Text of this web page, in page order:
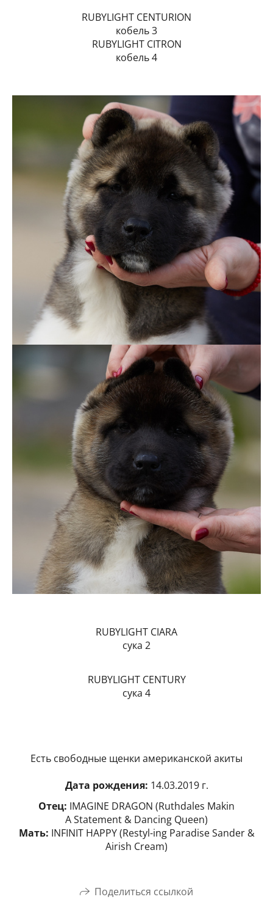
RUBYLIGHT CENTURION
кобель 3
RUBYLIGHT CITRON
кобель 4
RUBYLIGHT CIARA
сука 2
RUBYLIGHT CENTURY
сука 4
Есть свободные щенки американской акиты
Дата рождения: 14.03.2019 г.
Отец: IMAGINE DRAGON (Ruthdales Makin
A Statement & Dancing Queen)
Мать: INFINIT HAPPY (Restyl-ing Paradise Sander &
Airish Cream)
Поделиться ссылкой